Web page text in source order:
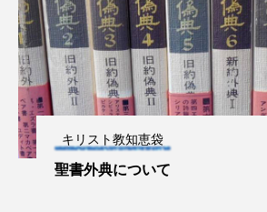
キリスト教知恵袋
聖書外典について